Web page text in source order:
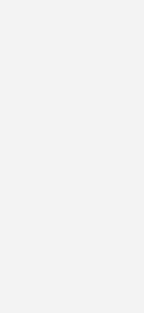
Einbau und vor allem der Frage, wie
15-Minuten-Takt zeitlich
vertragen mehr
Firma Beyond Content aus Erlangen
entwickelt. Er liefert eine Abschätzung der
und Haushalte, die lokalen
Besonders Energiegemeinschaften können
teilen und den Sonnenstrom über einen
Sie photovoltaik als bevorzugte Quelle
sich in der offenen Beta-Phase. Die
Näherungen und ersetzen keine rechtliche,
Prüfung. Beyond Content hält
und sonstigen Änderungen aktuell. (HS)
für Nachbarstrom.